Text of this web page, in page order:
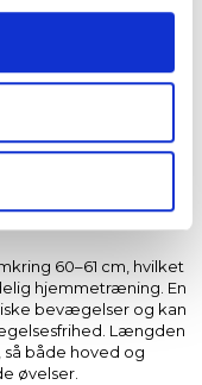
for at fortsætte som
hvilke typer
ekstra komfort
derfor velegnet til yin
øvelser, hvor du
ekstra polstring kan
balanceøvelser,
bruger mest.
60–61 cm, hvilket
hjemmetræning. En
bevægelser og kan
Længden
så både hoved og
øvelser.